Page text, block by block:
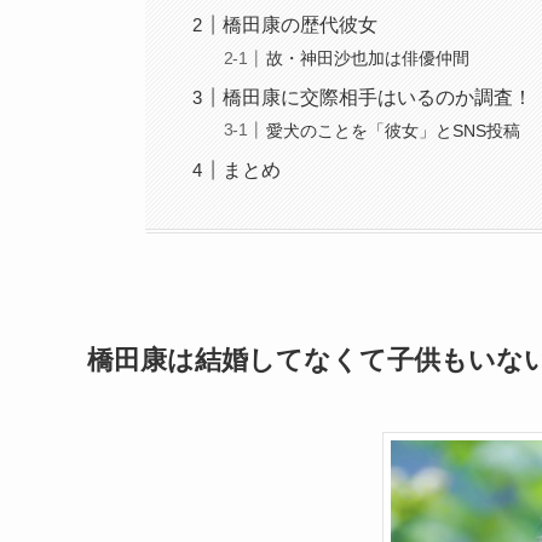
橋田康の歴代彼女
故・神田沙也加は俳優仲間
橋田康に交際相手はいるのか調査！
愛犬のことを「彼女」とSNS投稿
まとめ
橋田康は結婚してなくて子供もいな